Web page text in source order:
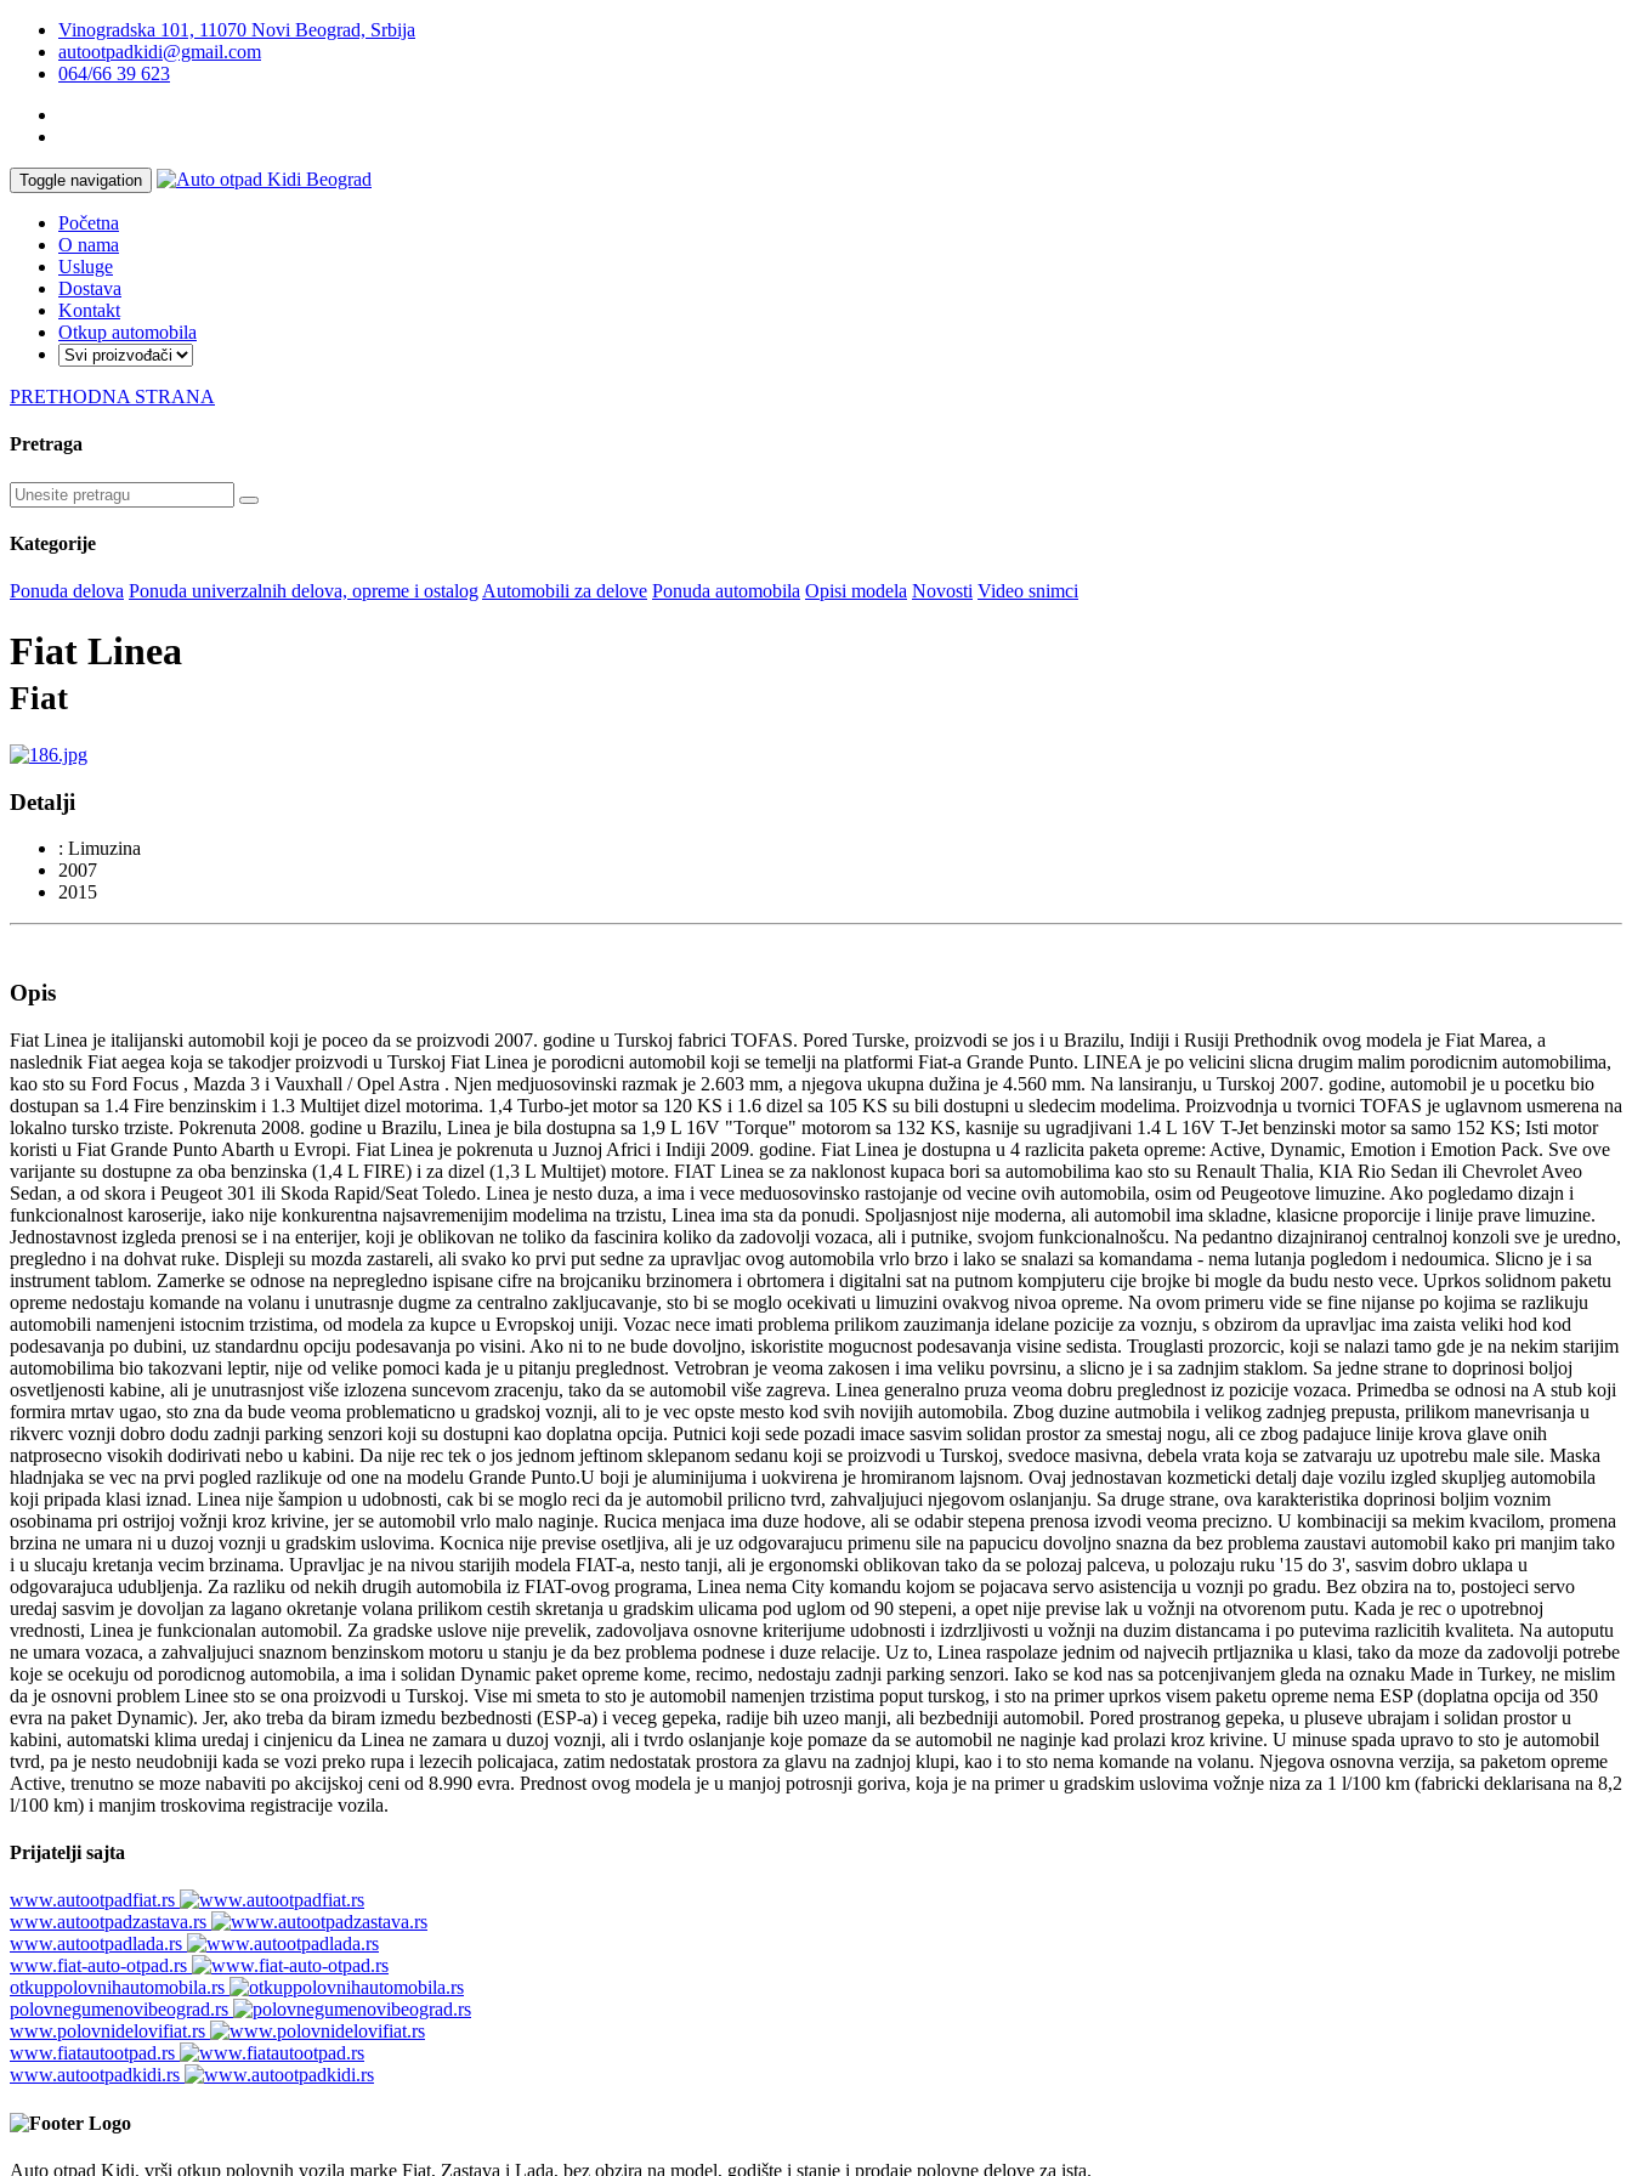
Vinogradska 101, 11070 Novi Beograd, Srbija
autootpadkidi@gmail.com
064/66 39 623
Toggle navigation
Početna
O nama
Usluge
Dostava
Kontakt
Otkup automobila
PRETHODNA STRANA
Pretraga
Kategorije
Ponuda delova Ponuda univerzalnih delova, opreme i ostalog Automobili za delove Ponuda automobila Opisi modela Novosti Video snimci
Fiat Linea
Fiat
Detalji
: Limuzina
2007
2015
Opis
Fiat Linea je italijanski automobil koji je poceo da se proizvodi 2007. godine u Turskoj fabrici TOFAS. Pored Turske, proizvodi se jos i u Brazilu, Indiji i Rusiji Prethodnik ovog modela je Fiat Marea, a
naslednik Fiat aegea koja se takodjer proizvodi u Turskoj Fiat Linea je porodicni automobil koji se temelji na platformi Fiat-a Grande Punto. LINEA je po velicini slicna drugim malim porodicnim automobilima,
kao sto su Ford Focus , Mazda 3 i Vauxhall / Opel Astra . Njen medjuosovinski razmak je 2.603 mm, a njegova ukupna dužina je 4.560 mm. Na lansiranju, u Turskoj 2007. godine, automobil je u pocetku bio
dostupan sa 1.4 Fire benzinskim i 1.3 Multijet dizel motorima. 1,4 Turbo-jet motor sa 120 KS i 1.6 dizel sa 105 KS su bili dostupni u sledecim modelima. Proizvodnja u tvornici TOFAS je uglavnom usmerena na
lokalno tursko trziste. Pokrenuta 2008. godine u Brazilu, Linea je bila dostupna sa 1,9 L 16V "Torque" motorom sa 132 KS, kasnije su ugradjivani 1.4 L 16V T-Jet benzinski motor sa samo 152 KS; Isti motor
koristi u Fiat Grande Punto Abarth u Evropi. Fiat Linea je pokrenuta u Juznoj Africi i Indiji 2009. godine. Fiat Linea je dostupna u 4 razlicita paketa opreme: Active, Dynamic, Emotion i Emotion Pack. Sve ove
varijante su dostupne za oba benzinska (1,4 L FIRE) i za dizel (1,3 L Multijet) motore. FIAT Linea se za naklonost kupaca bori sa automobilima kao sto su Renault Thalia, KIA Rio Sedan ili Chevrolet Aveo
Sedan, a od skora i Peugeot 301 ili Skoda Rapid/Seat Toledo. Linea je nesto duza, a ima i vece meduosovinsko rastojanje od vecine ovih automobila, osim od Peugeotove limuzine. Ako pogledamo dizajn i
funkcionalnost karoserije, iako nije konkurentna najsavremenijim modelima na trzistu, Linea ima sta da ponudi. Spoljasnjost nije moderna, ali automobil ima skladne, klasicne proporcije i linije prave limuzine.
Jednostavnost izgleda prenosi se i na enterijer, koji je oblikovan ne toliko da fascinira koliko da zadovolji vozaca, ali i putnike, svojom funkcionalnošcu. Na pedantno dizajniranoj centralnoj konzoli sve je uredno,
pregledno i na dohvat ruke. Displeji su mozda zastareli, ali svako ko prvi put sedne za upravljac ovog automobila vrlo brzo i lako se snalazi sa komandama - nema lutanja pogledom i nedoumica. Slicno je i sa
instrument tablom. Zamerke se odnose na nepregledno ispisane cifre na brojcaniku brzinomera i obrtomera i digitalni sat na putnom kompjuteru cije brojke bi mogle da budu nesto vece. Uprkos solidnom paketu
opreme nedostaju komande na volanu i unutrasnje dugme za centralno zakljucavanje, sto bi se moglo ocekivati u limuzini ovakvog nivoa opreme. Na ovom primeru vide se fine nijanse po kojima se razlikuju
automobili namenjeni istocnim trzistima, od modela za kupce u Evropskoj uniji. Vozac nece imati problema prilikom zauzimanja idelane pozicije za voznju, s obzirom da upravljac ima zaista veliki hod kod
podesavanja po dubini, uz standardnu opciju podesavanja po visini. Ako ni to ne bude dovoljno, iskoristite mogucnost podesavanja visine sedista. Trouglasti prozorcic, koji se nalazi tamo gde je na nekim starijim
automobilima bio takozvani leptir, nije od velike pomoci kada je u pitanju preglednost. Vetrobran je veoma zakosen i ima veliku povrsinu, a slicno je i sa zadnjim staklom. Sa jedne strane to doprinosi boljoj
osvetljenosti kabine, ali je unutrasnjost više izlozena suncevom zracenju, tako da se automobil više zagreva. Linea generalno pruza veoma dobru preglednost iz pozicije vozaca. Primedba se odnosi na A stub koji
formira mrtav ugao, sto zna da bude veoma problematicno u gradskoj voznji, ali to je vec opste mesto kod svih novijih automobila. Zbog duzine autmobila i velikog zadnjeg prepusta, prilikom manevrisanja u
rikverc voznji dobro dodu zadnji parking senzori koji su dostupni kao doplatna opcija. Putnici koji sede pozadi imace sasvim solidan prostor za smestaj nogu, ali ce zbog padajuce linije krova glave onih
natprosecno visokih dodirivati nebo u kabini. Da nije rec tek o jos jednom jeftinom sklepanom sedanu koji se proizvodi u Turskoj, svedoce masivna, debela vrata koja se zatvaraju uz upotrebu male sile. Maska
hladnjaka se vec na prvi pogled razlikuje od one na modelu Grande Punto.U boji je aluminijuma i uokvirena je hromiranom lajsnom. Ovaj jednostavan kozmeticki detalj daje vozilu izgled skupljeg automobila
koji pripada klasi iznad. Linea nije šampion u udobnosti, cak bi se moglo reci da je automobil prilicno tvrd, zahvaljujuci njegovom oslanjanju. Sa druge strane, ova karakteristika doprinosi boljim voznim
osobinama pri ostrijoj vožnji kroz krivine, jer se automobil vrlo malo naginje. Rucica menjaca ima duze hodove, ali se odabir stepena prenosa izvodi veoma precizno. U kombinaciji sa mekim kvacilom, promena
brzina ne umara ni u duzoj voznji u gradskim uslovima. Kocnica nije previse osetljiva, ali je uz odgovarajucu primenu sile na papucicu dovoljno snazna da bez problema zaustavi automobil kako pri manjim tako
i u slucaju kretanja vecim brzinama. Upravljac je na nivou starijih modela FIAT-a, nesto tanji, ali je ergonomski oblikovan tako da se polozaj palceva, u polozaju ruku '15 do 3', sasvim dobro uklapa u
odgovarajuca udubljenja. Za razliku od nekih drugih automobila iz FIAT-ovog programa, Linea nema City komandu kojom se pojacava servo asistencija u voznji po gradu. Bez obzira na to, postojeci servo
uredaj sasvim je dovoljan za lagano okretanje volana prilikom cestih skretanja u gradskim ulicama pod uglom od 90 stepeni, a opet nije previse lak u vožnji na otvorenom putu. Kada je rec o upotrebnoj
vrednosti, Linea je funkcionalan automobil. Za gradske uslove nije prevelik, zadovoljava osnovne kriterijume udobnosti i izdrzljivosti u vožnji na duzim distancama i po putevima razlicitih kvaliteta. Na autoputu
ne umara vozaca, a zahvaljujuci snaznom benzinskom motoru u stanju je da bez problema podnese i duze relacije. Uz to, Linea raspolaze jednim od najvecih prtljaznika u klasi, tako da moze da zadovolji potrebe
koje se ocekuju od porodicnog automobila, a ima i solidan Dynamic paket opreme kome, recimo, nedostaju zadnji parking senzori. Iako se kod nas sa potcenjivanjem gleda na oznaku Made in Turkey, ne mislim
da je osnovni problem Linee sto se ona proizvodi u Turskoj. Vise mi smeta to sto je automobil namenjen trzistima poput turskog, i sto na primer uprkos visem paketu opreme nema ESP (doplatna opcija od 350
evra na paket Dynamic). Jer, ako treba da biram izmedu bezbednosti (ESP-a) i veceg gepeka, radije bih uzeo manji, ali bezbedniji automobil. Pored prostranog gepeka, u pluseve ubrajam i solidan prostor u
kabini, automatski klima uredaj i cinjenicu da Linea ne zamara u duzoj voznji, ali i tvrdo oslanjanje koje pomaze da se automobil ne naginje kad prolazi kroz krivine. U minuse spada upravo to sto je automobil
tvrd, pa je nesto neudobniji kada se vozi preko rupa i lezecih policajaca, zatim nedostatak prostora za glavu na zadnjoj klupi, kao i to sto nema komande na volanu. Njegova osnovna verzija, sa paketom opreme
Active, trenutno se moze nabaviti po akcijskoj ceni od 8.990 evra. Prednost ovog modela je u manjoj potrosnji goriva, koja je na primer u gradskim uslovima vožnje niza za 1 l/100 km (fabricki deklarisana na 8,2
l/100 km) i manjim troskovima registracije vozila.
Prijatelji sajta
www.autootpadfiat.rs
www.autootpadzastava.rs
www.autootpadlada.rs
www.fiat-auto-otpad.rs
otkuppolovnihautomobila.rs
polovnegumenovibeograd.rs
www.polovnidelovifiat.rs
www.fiatautootpad.rs
www.autootpadkidi.rs
Auto otpad Kidi, vrši otkup polovnih vozila marke Fiat, Zastava i Lada, bez obzira na model, godište i stanje i prodaje polovne delove za ista.